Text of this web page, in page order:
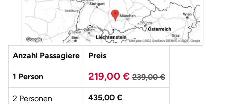
Anzahl Passagiere Preis
1 Person 219,00 € 239,00 €
2 Personen 435,00 €
Düsseldorf
Erfurt
Erlangen
Essen